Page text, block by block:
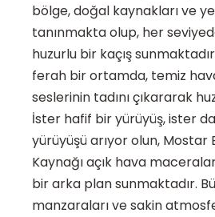
bölge, doğal kaynakları ve
tanınmakta olup, her
huzurlu bir kaçış
ferah bir ortamda, temiz
seslerinin tadını çıkararak
İster hafif bir yürüyüş, ister
yürüyüşü arıyor olun, Mostar
Kaynağı açık hava
bir arka plan sunmaktadır.
manzaraları ve sakin